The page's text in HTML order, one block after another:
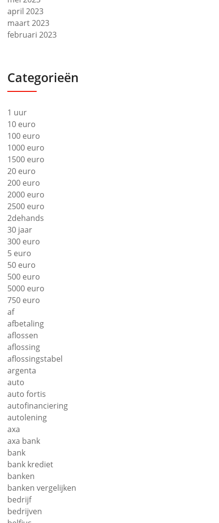
april 2023
maart 2023
februari 2023
Categorieën
1 uur
10 euro
100 euro
1000 euro
1500 euro
20 euro
200 euro
2000 euro
2500 euro
2dehands
30 jaar
300 euro
5 euro
50 euro
500 euro
5000 euro
750 euro
af
afbetaling
aflossen
aflossing
aflossingstabel
argenta
auto
auto fortis
autofinanciering
autolening
axa
axa bank
bank
bank krediet
banken
banken vergelijken
bedrijf
bedrijven